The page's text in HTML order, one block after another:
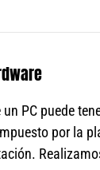
PC puede
por la